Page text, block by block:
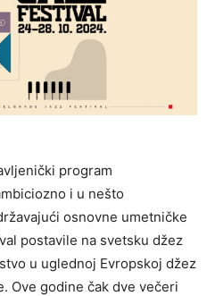
program
i u nešto
osnovne umetničke
postavile na svetsku džez
u uglednoj Evropskoj džez
Ove godine čak dve večeri